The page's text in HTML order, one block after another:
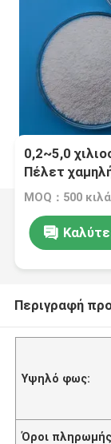
0,2~5,0
Πέλετ
MOQ：500 κιλά
Περιγραφή
Υψηλό φως:
Όροι πληρωμής